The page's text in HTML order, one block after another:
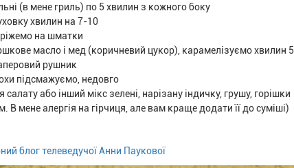
(в мене гриль) по 5 хвилин з кожного боку
хвилин на 7-10
на шматки
масло і мед (коричневий цукор), карамелізуємо хвилин 5
рушник
підсмажуємо, недовго
або інший мікс зелені, нарізану індичку, грушу, горішки
мене алергія на гірчиця, але вам краще додати її до суміші)
блог телеведучої Анни Паукової